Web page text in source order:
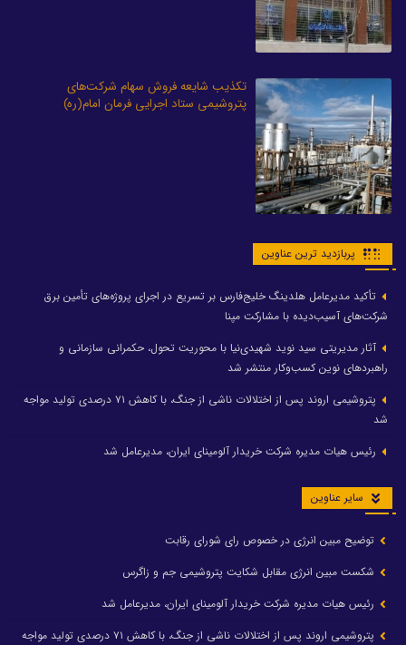
تکذیب شایعه فروش سهام شرکت‌های
پتروشیمی ستاد اجرایی فرمان امام(ره)
پربازدید ترین عناوین
تأکید مدیرعامل هلدینگ خلیج‌فارس بر تسریع در اجرای پروژه‌های تأمین برق
شرکت‌های آسیب‌دیده با مشارکت مپنا
آثار مدیریتی سید نوید شهیدی‌نیا با محوریت تحول، حکمرانی سازمانی و
راهبردهای نوین کسب‌وکار منتشر شد
پتروشیمی اروند پس از اختلالات ناشی از جنگ، با کاهش ۷۱ درصدی تولید مواجه
شد
رئیس هیات مدیره شرکت خریدار آلومینای ایران، مدیرعامل شد
سایر عناوین
توضیح مبین انرژی در خصوص رای شورای رقابت
شکست مبین انرژی مقابل شکایت پتروشیمی جم و زاگرس
رئیس هیات مدیره شرکت خریدار آلومینای ایران، مدیرعامل شد
پتروشیمی اروند پس از اختلالات ناشی از جنگ، با کاهش ۷۱ درصدی تولید مواجه